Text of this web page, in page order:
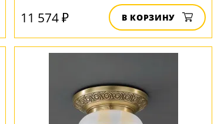
11 574 ₽ В КОРЗИНУ